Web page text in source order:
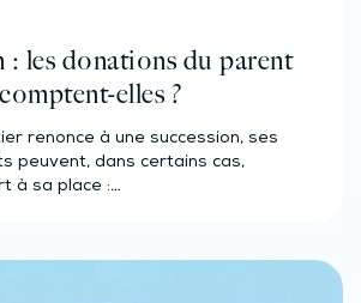
: les donations du parent
elles ?
renonce à une succession, ses
peuvent, dans certains cas,
à sa place :…